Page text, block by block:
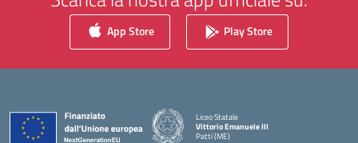
App Store Play Store
Liceo Statale
Vittorio Emanuele III
Patti (ME)